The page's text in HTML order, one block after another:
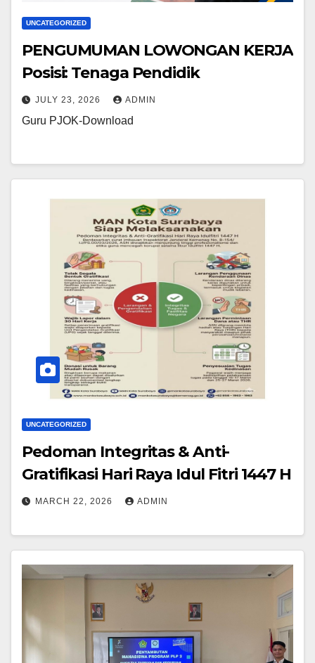
UNCATEGORIZED
PENGUMUMAN LOWONGAN KERJA
Posisi: Tenaga Pendidik
JULY 23, 2026 ADMIN
Guru PJOK-Download
UNCATEGORIZED
Pedoman Integritas & Anti-
Gratifikasi Hari Raya Idul Fitri 1447 H
MARCH 22, 2026 ADMIN